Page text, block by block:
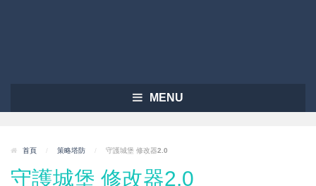
MENU
首頁 / 策略塔防 / 守護城堡 修改器2.0
守護城堡 修改器2.0